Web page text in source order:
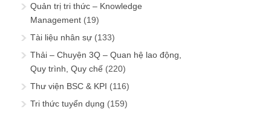
Quản trị tri thức – Knowledge
Management (19)
Tài liệu nhân sự (133)
Thải – Chuyện 3Q – Quan hệ lao động,
Quy trình, Quy chế (220)
Thư viện BSC & KPI (116)
Tri thức tuyển dụng (159)